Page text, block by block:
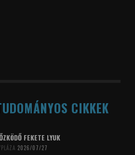
CIKKEK
FEKETE LYUK
2026/07/27